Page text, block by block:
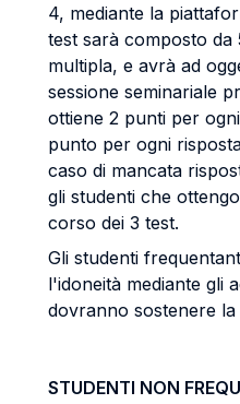
4, mediante la
test sarà composto da
multipla, e avrà ad
sessione seminariale
ottiene 2 punti per
punto per ogni
caso di mancata
gli studenti che
corso dei 3 test.
Gli studenti
l'idoneità mediante gli
dovranno sostenere
STUDENTI NON